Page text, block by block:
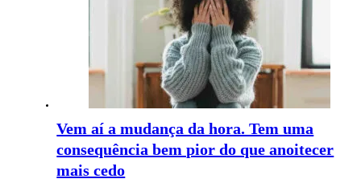
Vem aí a mudança da hora. Tem uma
consequência bem pior do que anoitecer
mais cedo